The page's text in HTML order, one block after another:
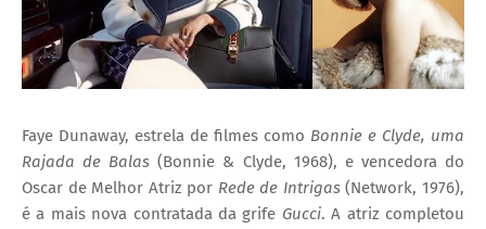
S
Faye Dunaway, estrela de filmes como Bonnie e Clyde, uma
Rajada de Balas (Bonnie & Clyde, 1968), e vencedora do
Oscar de Melhor Atriz por Rede de Intrigas(Network, 1976),
é a mais nova contratada da grife Gucci. A atriz completou